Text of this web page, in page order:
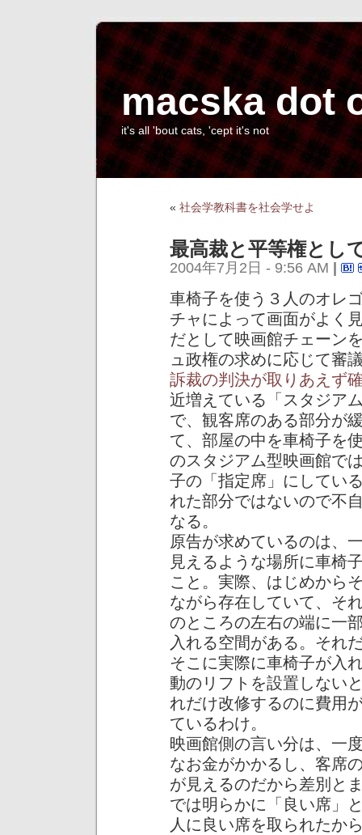
macska dot
it's all 'bout cats, 'cept it's not
« 社会学教科書を社会学せよ
最高裁と平等権とし
2004年7月2日 - 9:56 AM
車椅子を使う３人のオレ
チャによって画面がよく
だとして映画館チェーン
ュ政権の求めに応じて審
訴裁の判決が取りあえず
近増えている「スタジア
で、観客席のある部分が
て、部屋の中を車椅子を
のスタジアム型映画館で
子の「指定席」にしてい
れた部分ではないので不
なる。
原告が求めているのは、
見えるような場所に車椅
こと。実際、はじめから
ながら存在していて、そ
のところの左右の端に一
入れる空間がある。それ
そこに実際に車椅子が入
動のリフトを設置しない
れだけ改修するのに費用
ているわけ。
映画館側の言い分は、一
なお金がかかるし、客席
が見えるのだから差別と
では明らかに「良い席」
人に良い席を取られたか